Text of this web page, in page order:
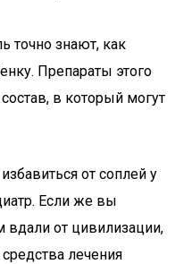
точно знают, как
Препараты этого
в который могут
от соплей у
Если же вы
вдали от цивилизации,
лечения